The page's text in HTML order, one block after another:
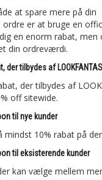
at spare mere på din
ordre er at bruge en
en enorm rabat, men
din ordreværdi.
der tilbydes af
der tilbydes af
off sitewide.
til nye kunder
mindst 10% rabat på
til eksisterende kunder
kan vælge mellem